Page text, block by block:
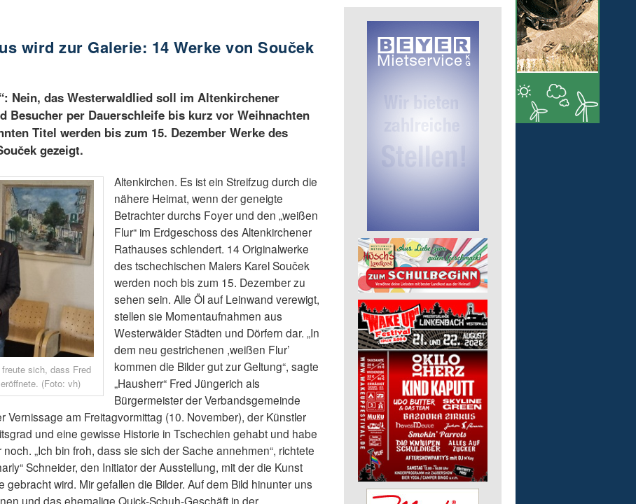
wird zur Galerie: 14 Werke von Souček
Nein, das Westerwaldlied soll im Altenkirchener
Besucher per Dauerschleife bis kurz vor Weihnachten
Titel werden bis zum 15. Dezember Werke des
gezeigt.
freute sich, dass Fred
(Foto: vh)
Altenkirchen. Es ist ein Streifzug durch die
nähere Heimat, wenn der geneigte
Betrachter durchs Foyer und den „weißen
Flur“ im Erdgeschoss des Altenkirchener
Rathauses schlendert. 14 Originalwerke
des tschechischen Malers Karel Souček
werden noch bis zum 15. Dezember zu
sehen sein. Alle Öl auf Leinwand verewigt,
stellen sie Momentaufnahmen aus
Westerwälder Städten und Dörfern dar. „In
dem neu gestrichenen ,weißen Flur’
kommen die Bilder gut zur Geltung“, sagte
„Hausherr“ Fred Jüngerich als
Bürgermeister der Verbandsgemeinde
Vernissage am Freitagvormittag (10. November), der Künstler
und eine gewisse Historie in Tschechien gehabt und habe
„Ich bin froh, dass sie sich der Sache annehmen“, richtete
Schneider, den Initiator der Ausstellung, mit der die Kunst
gebracht wird. Mir gefallen die Bilder. Auf dem Bild hinunter uns
und das ehemalige Quick-Schuh-Geschäft in der